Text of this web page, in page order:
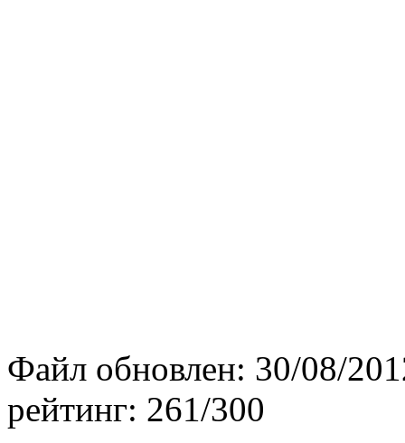
Файл обновлен: 30/08/
рейтинг: 261/300